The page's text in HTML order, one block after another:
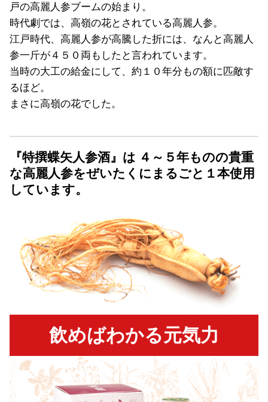
戸の高麗人参ブームの始まり。
時代劇では、高嶺の花とされている高麗人参。
江戸時代、高麗人参が高騰した折には、なんと高麗人
参一斤が４５０両もしたと言われています。
当時の大工の給金にして、約１０年分もの額に匹敵す
るほど。
まさに高嶺の花でした。
『特撰蝶矢人参酒』は ４～５年ものの貴重
な高麗人参をぜいたくにまるごと１本使用
しています。
飲めばわかる元気力